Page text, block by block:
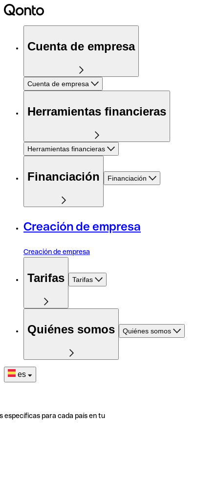
Cuenta de empresa
Cuenta de empresa
Herramientas financieras
Herramientas financieras
Financiación Financiación
Creación de empresa
Creación de empresa
Tarifas Tarifas
Quiénes somos Quiénes somos
es
específicas para cada país en tu